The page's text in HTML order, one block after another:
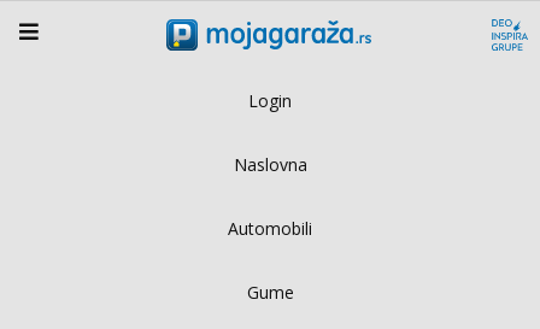
Login
Naslovna
Automobili
Gume